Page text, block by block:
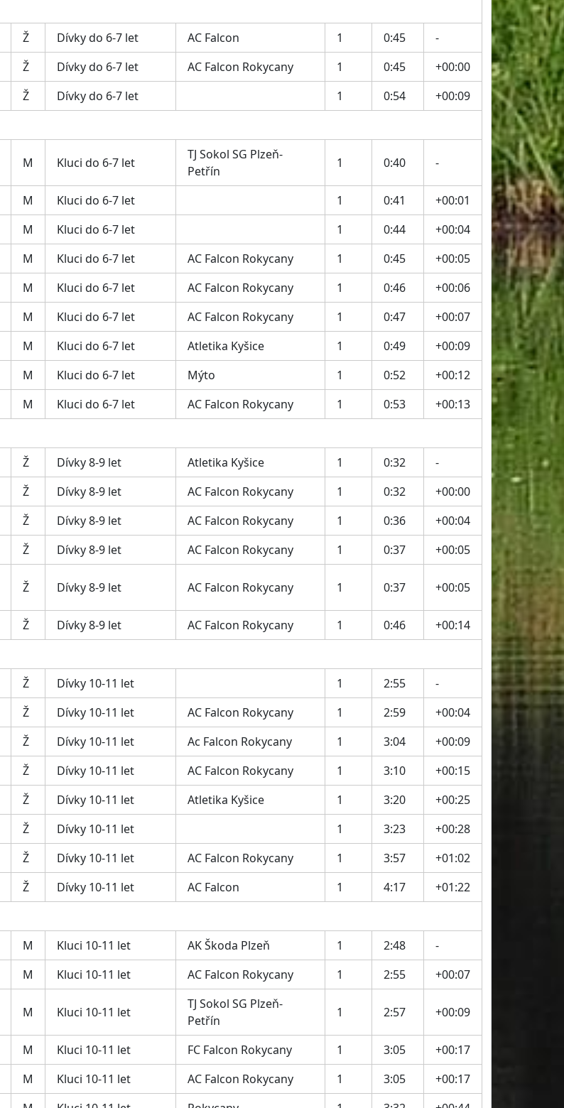
Ž Dívky do 6-7 let AC Falcon 1 0:45
-
Ž Dívky do 6-7 let AC Falcon Rokycany 1 0:45
+00:00
Ž Dívky do 6-7 let 1 0:54
+00:09
M Kluci do 6-7 let
TJ Sokol SG Plzeň-
Petřín
1 0:40 -
M Kluci do 6-7 let 1 0:41
+00:01
M Kluci do 6-7 let 1 0:44
+00:04
M Kluci do 6-7 let AC Falcon Rokycany 1 0:45
+00:05
M Kluci do 6-7 let AC Falcon Rokycany 1 0:46
+00:06
M Kluci do 6-7 let AC Falcon Rokycany 1 0:47
+00:07
M Kluci do 6-7 let Atletika Kyšice 1 0:49
+00:09
M Kluci do 6-7 let Mýto 1 0:52
+00:12
M Kluci do 6-7 let AC Falcon Rokycany 1 0:53
+00:13
Ž Dívky 8-9 let Atletika Kyšice 1 0:32
-
Ž Dívky 8-9 let AC Falcon Rokycany 1 0:32
+00:00
Ž Dívky 8-9 let AC Falcon Rokycany 1 0:36
+00:04
Ž Dívky 8-9 let AC Falcon Rokycany 1 0:37 +00:05
Ž Dívky 8-9 let AC Falcon Rokycany 1 0:37 +00:05
Ž Dívky 8-9 let AC Falcon Rokycany 1 0:46
+00:14
Ž Dívky 10-11 let 1 2:55
-
Ž Dívky 10-11 let AC Falcon Rokycany 1 2:59
+00:04
Ž Dívky 10-11 let Ac Falcon Rokycany 1 3:04
+00:09
Ž Dívky 10-11 let AC Falcon Rokycany 1 3:10
+00:15
Ž Dívky 10-11 let Atletika Kyšice 1 3:20
+00:25
Ž Dívky 10-11 let 1 3:23
+00:28
Ž Dívky 10-11 let AC Falcon Rokycany 1 3:57
+01:02
Ž Dívky 10-11 let AC Falcon 1 4:17
+01:22
M Kluci 10-11 let AK Škoda Plzeň 1 2:48
-
M Kluci 10-11 let AC Falcon Rokycany 1 2:55 +00:07
M Kluci 10-11 let
TJ Sokol SG Plzeň-
Petřín
1 2:57 +00:09
M Kluci 10-11 let FC Falcon Rokycany 1 3:05
+00:17
M Kluci 10-11 let AC Falcon Rokycany 1 3:05
+00:17